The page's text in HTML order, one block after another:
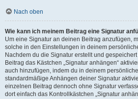
Nach oben
Wie kann ich meinem Beitrag eine Signatur
Um eine Signatur an deinen Beitrag anzufügen,
solche in den Einstellungen in deinem
Nachdem du die Signatur erstellt und
Beitrag das Kästchen „Signatur anhängen“
auch hinzufügen, indem du in deinem
standardmäßige Anhängen deiner Signatur
einzelnen Beitrag dennoch ohne Signatur
dort einfach das Kontrollkästchen „Signatur